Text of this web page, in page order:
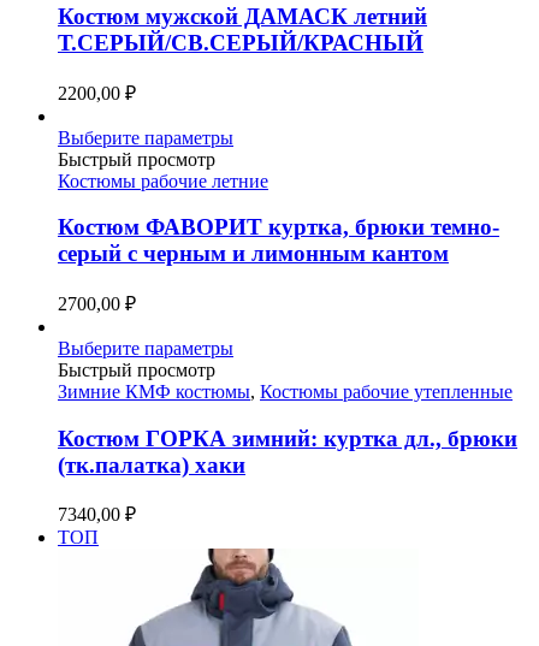
вариаций.
Опции
можно
товара.
Костюм мужской ДАМАСК летний
Т.СЕРЫЙ/СВ.СЕРЫЙ/КРАСНЫЙ
2200,00 ₽
Выберите параметрыЭтот
имеет
вариаций.
Опции
можно
товара.
Быстрый просмотр
Костюмы рабочие летние
Костюм ФАВОРИТ куртка, брюки темно-
серый с черным и лимонным кантом
2700,00 ₽
Выберите параметрыЭтот
имеет
вариаций.
Опции
можно
товара.
Быстрый просмотр
Зимние КМФ костюмы, Костюмы рабочие утепленные
Костюм ГОРКА зимний: куртка дл., брюки
(тк.палатка) хаки
7340,00 ₽
ТОП